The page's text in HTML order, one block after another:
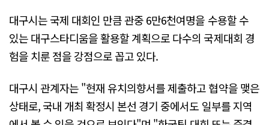
대구시는 국제 대회인 만큼 관중 6만6천여명을 수용할 수
있는 대구스타디움을 활용할 계획으로 다수의 국제대회 경
험을 치룬 점을 강점으로 꼽고 있다.
대구시 관계자는 "현재 유치의향서를 제출하고 협약을 맺은
상태로, 국내 개최 확정시 본선 경기 중에서도 일부를 지역